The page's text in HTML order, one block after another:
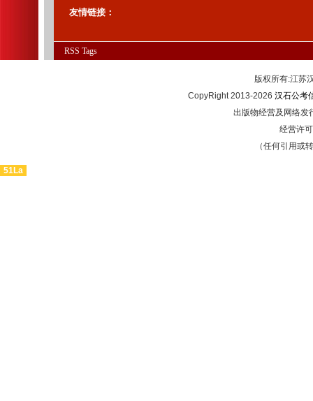
友情链接：
RSS Tags
版权所有:江
CopyRight 2013-2026 汉石公考
出版物经营及网络发
经营许
（任何引用或
51La